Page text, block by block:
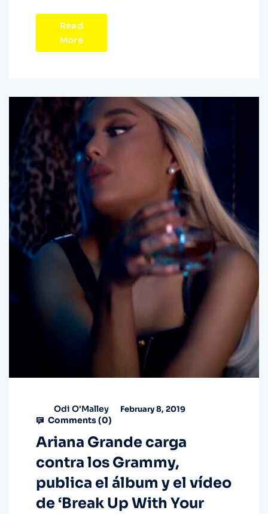
Read
More
Odi O'Malley February 8, 2019
Comments (0)
Ariana Grande carga
contra los Grammy,
publica el álbum y el vídeo
de ‘Break Up With Your